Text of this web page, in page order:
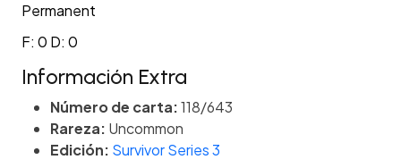
Permanent
F: 0 D: 0
Información Extra
Número de carta:118/643
Rareza: Uncommon
Edición: Survivor Series 3